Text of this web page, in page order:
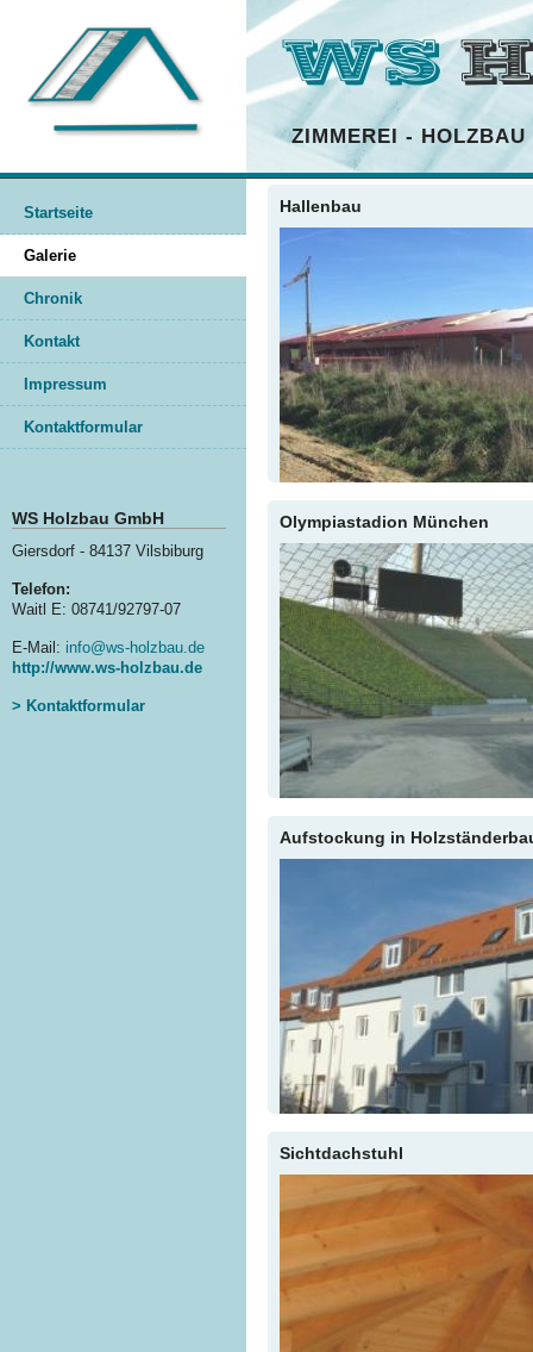
ZIMMEREI - HOLZBAU
Startseite
Galerie
Chronik
Kontakt
Impressum
Kontaktformular
WS Holzbau GmbH
Giersdorf - 84137 Vilsbiburg
Telefon:
Waitl E: 08741/92797-07
E-Mail: info@ws-holzbau.de
http://www.ws-holzbau.de
> Kontaktformular
Hallenbau
Olympiastadion München
Aufstockung in
Sichtdachstuhl